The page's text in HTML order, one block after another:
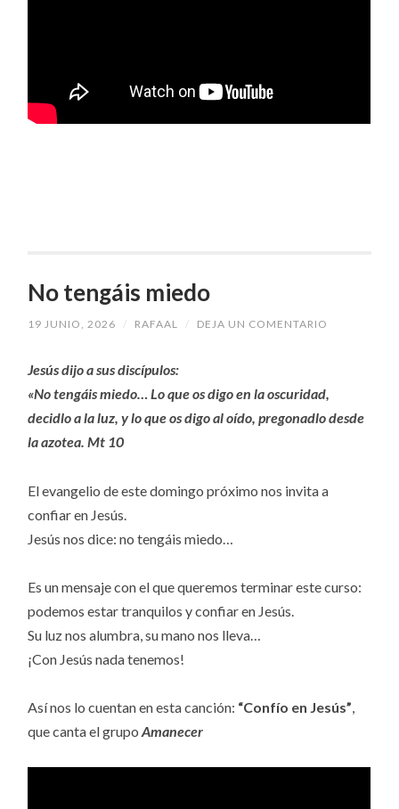
No tengáis miedo
19 JUNIO, 2026 / RAFAAL / DEJA UN COMENTARIO
Jesús dijo a sus discípulos:
«No tengáis miedo… Lo que os digo en la oscuridad,
decidlo a la luz, y lo que os digo al oído, pregonadlo desde
la azotea. Mt 10
El evangelio de este domingo próximo nos invita a
confiar en Jesús.
Jesús nos dice: no tengáis miedo…
Es un mensaje con el que queremos terminar este curso:
podemos estar tranquilos y confiar en Jesús.
Su luz nos alumbra, su mano nos lleva…
¡Con Jesús nada tenemos!
Así nos lo cuentan en esta canción: “Confío en Jesús”,
que canta el grupoAmanecer